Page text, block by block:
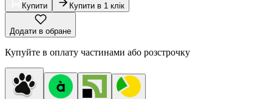
Купити Купити в 1 клік
Додати в обране
Купуйте в оплату частинами або розстрочку